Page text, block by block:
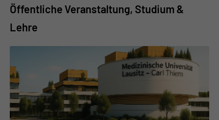
Öffentliche Veranstaltung, Studium &
Lehre